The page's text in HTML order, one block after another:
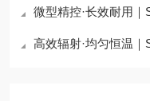
微型精控·长效耐用｜
高效辐射·均匀恒温｜